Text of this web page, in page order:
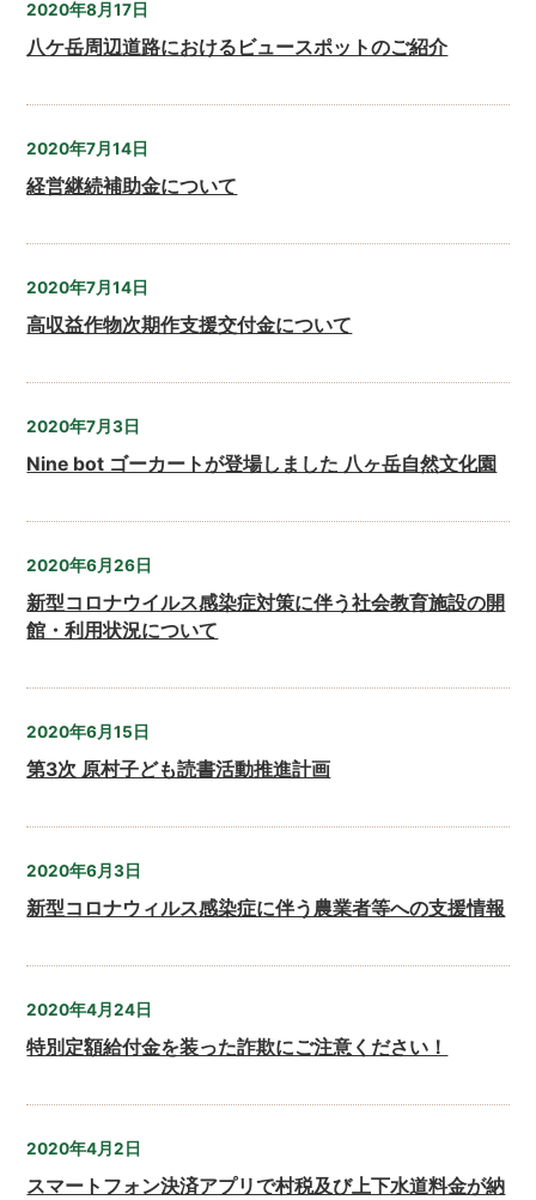
2020年8月17日
八ケ岳周辺道路におけるビュースポットのご紹介
2020年7月14日
経営継続補助金について
2020年7月14日
高収益作物次期作支援交付金について
2020年7月3日
Nine bot ゴーカートが登場しました 八ヶ岳自然文化園
2020年6月26日
新型コロナウイルス感染症対策に伴う社会教育施設の開
館・利用状況について
2020年6月15日
第3次 原村子ども読書活動推進計画
2020年6月3日
新型コロナウィルス感染症に伴う農業者等への支援情報
2020年4月24日
特別定額給付金を装った詐欺にご注意ください！
2020年4月2日
スマートフォン決済アプリで村税及び上下水道料金が納